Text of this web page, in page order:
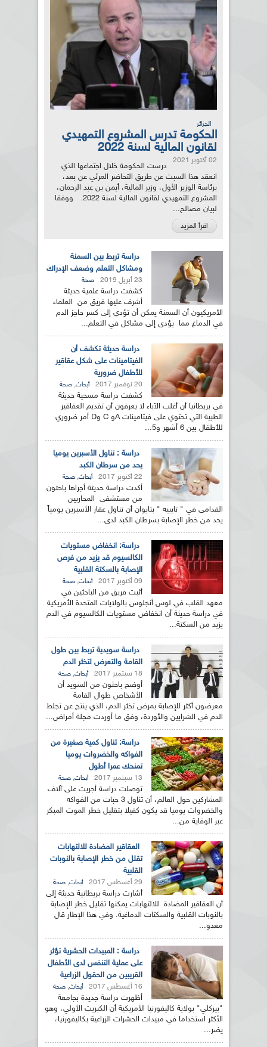
الجزائر
الحكومة تدرس المشروع التمهيدي
لقانون المالية لسنة 2022
02 أكتوبر 2021
درست الحكومة خلال اجتماعها الذي
انعقد هذا السبت عن طريق التحاضر المرئي عن بعد،
برئاسة الوزير الأول، وزير المالية، أيمن بن عبد الرحمان،
المشروع التمهيدي لقانون المالية لسنة 2022. ووفقا
لبيان مصالح...
اقرأ المزيد
دراسة تربط بين السمنة
ومشاكل التعلم وضعف الإدراك
23 أبريل 2019 صحة
كشفت دراسة علمية حديثة
أشرف عليها فريق من العلماء
الأمريكيون أن السمنة يمكن أن تؤدي إلى كسر حاجز الدم
في الدماغ مما يؤدى إلى مشاكل في التعلم...
دراسة حديثة تكشف أن
الفيتامينات على شكل عقاقير
للأطفال ضرورية
20 نوفمبر 2017 أبحاث, صحة
كشفت دراسة مسحية حديثة
في بريطانيا أن أغلب الآباء لا يعرفون أن تقديم العقاقير
الطبية التي تحتوي على فيتامينات Aو C وD أمر ضروري
للأطفال بين 6 أشهر و5...
دراسة : تناول الأسبرين يوميا
يحد من سرطان الكبد
22 أكتوبر 2017 أبحاث, صحة
أكدت دراسة حديثة أجراها باحثون
من مستشفى المحاربين
القدامى في " تايبيه " بتايوان أن تناول عقار الأسبرين يومياً
يحد من خطر الإصابة بسرطان الكبد لدى...
دراسة: انخفاض مستويات
الكالسيوم قد يزيد من فرص
الإصابة بالسكتة القلبية
09 أكتوبر 2017 أبحاث, صحة
أثبت فريق من الباحثين في
معهد القلب في لوس أنجلوس بالولايات المتحدة الأمريكية
في دراسة حديثة أن انخفاض مستويات الكالسيوم في الدم
يزيد من السكتة...
دراسة سويدية تربط بين طول
القامة والتعرض لتخثر الدم
18 سبتمبر 2017 أبحاث, صحة
أوضح باحثون من السويد أن
الأشخاص طوال القامة
معرضون أكثر للإصابة بمرض تخثر الدم، الذي ينتج عن تجلط
الدم في الشرايين والأوردة، وفق ما أوردت مجلة أمراض...
دراسة: تناول كمية صغيرة من
الفواكه والخضروات يوميا
تمنحك عمرا أطول
13 سبتمبر 2017 أبحاث, صحة
توصلت دراسة أجريت على آلاف
المشاركين حول العالم، أن تناول 3 حبات من الفواكه
والخضروات يوميا قد يكون كفيلا بتقليل خطر الموت المبكر
عبر الوقاية من...
العقاقير المضادة للالتهابات
تقلل من خطر الإصابة بالنوبات
القلبية
29 أغسطس 2017 أبحاث, صحة
أشارت دراسة بريطانية حديثة إلى
أن العقاقير المضادة للالتهابات يمكنها تقليل خطر الإصابة
بالنوبات القلبية والسكتات الدماغية. وفي هذا الإطار قال
معدو...
دراسة : المبيدات الحشرية تؤثر
على عملية التنفس لدى الأطفال
القريبين من الحقول الزراعية
16 أغسطس 2017 أبحاث, صحة
أظهرت دراسة جديدة بجامعة
"بيركلي" بولاية كاليفورنيا الأمريكية أن الكبريت الأولي، وهو
الأكثر استخداما في مبيدات الحشرات الزراعية بكاليفورنيا،
يضر...